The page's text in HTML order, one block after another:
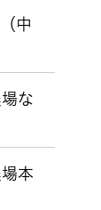
中
な
本